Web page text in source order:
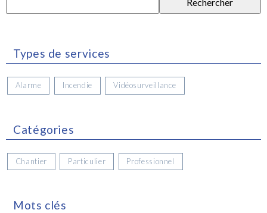
Types de services
Alarme Incendie Vidéosurveillance
Catégories
Chantier Particulier Professionnel
Mots clés